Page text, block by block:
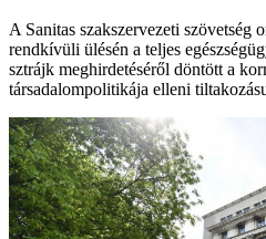
A Sanitas szakszervezeti szövetség
rendkívüli ülésén a teljes
sztrájk meghirdetéséről döntött a
társadalompolitikája elleni